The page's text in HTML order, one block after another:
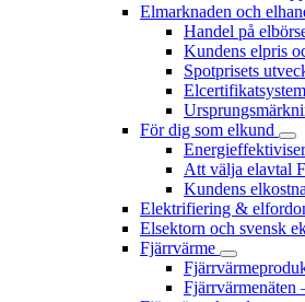
Elmarknaden och
Handel på
Kundens elpris
Spotprisets
För dig som elkund
Att välja elavtal
Kundens
Elektrifiering &
Elsektorn och svensk
Fjärrvärme
Fjärrvärmenäten